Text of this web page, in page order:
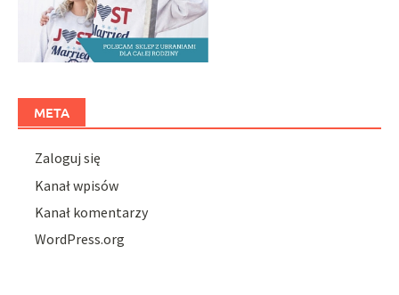
META
Zaloguj się
Kanał wpisów
Kanał komentarzy
WordPress.org